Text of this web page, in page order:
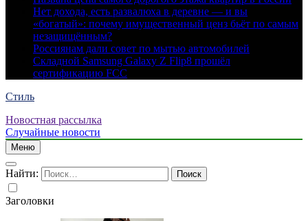
Нет дохода, есть развалюха в деревне — и вы
«богатый»: почему имущественный ценз бьёт по самым
незащищённым?
Россиянам дали совет по мытью автомобилей
Складной Samsung Galaxy Z Flip8 прошёл
сертификацию FCC
Стиль
Новостная рассылка
Случайные новости
Меню
Найти:
Заголовки